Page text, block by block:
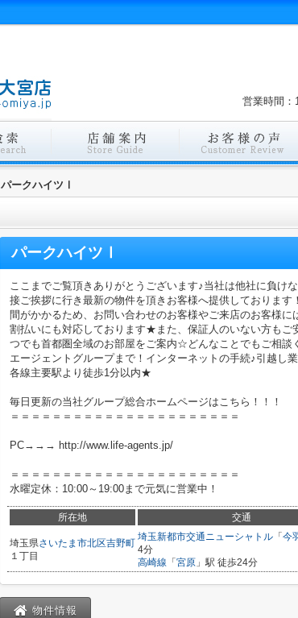
営業時間
パークハイツⅠ
パークハイツⅠ
ここまでご覧頂きありがとうございます♪当社は他社に負け
接ご挨拶に行き最新の物件を頂きお客様へ提供しておりま
間がかかるため、お問い合わせのお客様やご来店のお客様
割払いにも対応しております★また、保証人のいない方も
つでも首都圏全域のお部屋をご案内☆どんなことでもご相談
エージェントグループまで！インターネットの手続♪引越
各線主要駅より徒歩1分以内★
毎日更新の当社グループ総合ホームページはこちら！！！
＝＝＝＝＝＝＝＝＝＝＝＝＝＝＝＝＝＝＝＝＝＝
PC→→→ http://www.life-agents.jp/
＝＝＝＝＝＝＝＝＝＝＝＝＝＝＝＝＝＝＝＝＝＝
水曜定休：10:00～19:00まで元気に営業中！
所在地 交通
埼玉県さいたま市北区吉野町
１丁目
埼玉新都市交通ニューシャトル 「 今
4分
高崎線 「 宮原 」駅 徒歩24分
物件情報